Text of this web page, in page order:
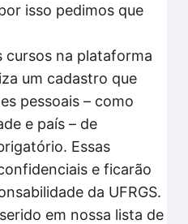
isso pedimos que
cursos na plataforma
um cadastro que
pessoais – como
e país – de
Essas
e ficarão
da UFRGS.
em nossa lista de